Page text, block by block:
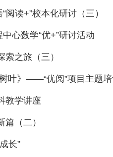
读+”校本化研讨（三）
心数学“优+”研讨活动
之旅（三）
叶》——“优阅”项目主题培
教学讲座
篇（二）
长”